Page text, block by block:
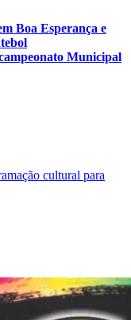
Boa Esperança e
Municipal
cultural para